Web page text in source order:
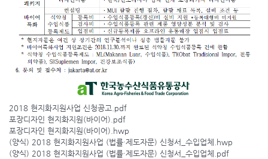
2018 현지화지원사업 신청공고.pdf
포장디자인 현지화지원(바이어).pdf
포장디자인 현지화지원(바이어).hwp
(양식) 2018 현지화지원사업 (법률·제도자문) 신청서_수입업체.hwp
(양식) 2018 현지화지원사업 (법률·제도자문) 신청서_수입업체.pdf